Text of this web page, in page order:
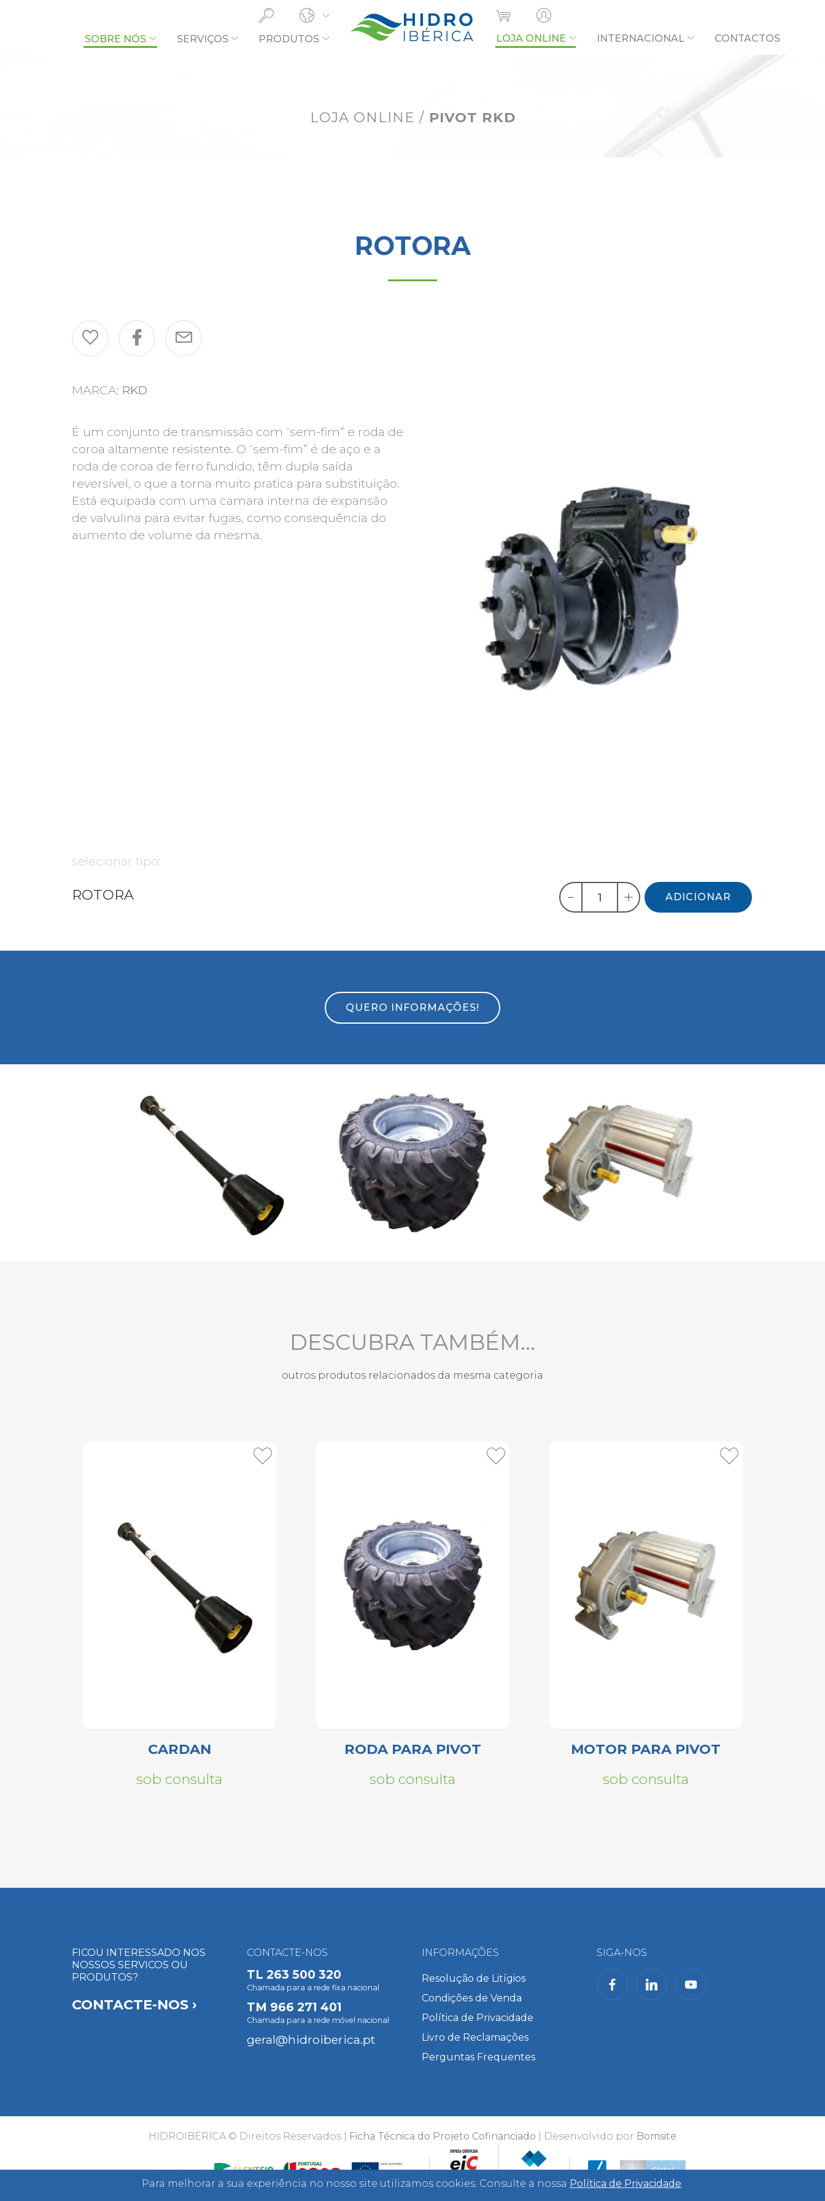
Cofinanciado
por:
SOBRE NÓS SERVIÇOS PRODUTOS LOJA ONLINE INTERNACIONAL CONTACTOS
LOJA ONLINE / PIVOT RKD
ROTORA
MARCA: RKD
É um conjunto de transmissão com “sem-fim” e roda de
coroa altamente resistente. O “sem-fim” é de aço e a
roda de coroa de ferro fundido, têm dupla saída
reversível, o que a torna muito pratica para substituição.
Está equipada com uma camara interna de expansão
de valvulina para evitar fugas, como consequência do
aumento de volume da mesma.
selecionar tipo:
ROTORA ADICIONAR
QUERO INFORMAÇÕES!
DESCUBRA TAMBÉM...
outros produtos relacionados da mesma categoria
CARDAN
sob consulta
RODA PARA PIVOT
sob consulta
MOTOR PARA PIVOT
sob consulta
FICOU INTERESSADO NOS
NOSSOS SERVICOS OU
PRODUTOS?
CONTACTE-NOS ›
CONTACTE-NOS
TL 263 500 320
Chamada para a rede fixa nacional
TM 966 271 401
Chamada para a rede móvel nacional
geral@hidroiberica.pt
INFORMAÇÕES
Resolução de Litígios
Condições de Venda
Política de Privacidade
Livro de Reclamações
Perguntas Frequentes
SIGA-NOS
HIDROIBÉRICA © Direitos Reservados | Ficha Técnica do Projeto Cofinanciado | Desenvolvido por Bomsite
O QUE PROCURA?
Para melhorar a sua experiência no nosso site utilizamos cookies. Consulte a nossa Política de Privacidade.